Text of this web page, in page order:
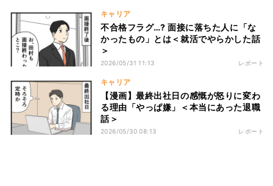
キャリア
不合格フラグ…? 面接に落ちた人に「な
かったもの」とは＜就活でやらかした話
＞
2026/05/31 11:13 レポート
キャリア
【漫画】最終出社日の感慨が怒りに変わ
る理由「やっぱ嫌」＜本当にあった退職
話＞
2026/05/30 08:13 レポート